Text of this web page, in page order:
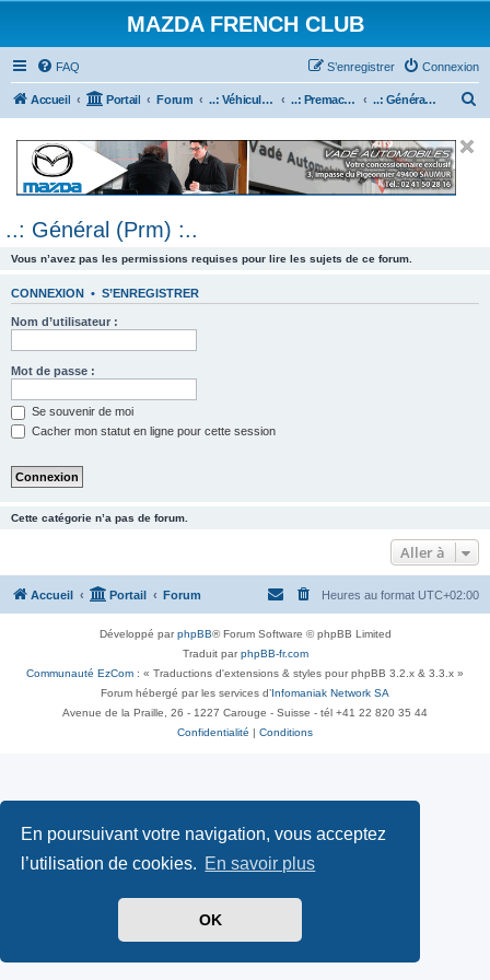
En poursuivant votre navigation, vous acceptez
l’utilisation de cookies. En savoir plus
OK
MAZDA FRENCH CLUB
FAQ Connexion
S’enregistrer
Accueil Portail Forum ..: Véhicules Mazda ancien (<2003) :.. ..: Premacy :.. ..: Général (Prm) :..
e
..: Général (Prm) :..
Vous n’avez pas les permissions requises pour lire les sujets de ce forum.
CONNEXION • S’ENREGISTRER
Nom d’utilisateur :
Mot de passe :
Se souvenir de moi
Cacher mon statut en ligne pour cette session
Cette catégorie n’a pas de forum.
Aller à
Accueil Portail Forum Heures au format UTC+02:00
Développé parphpBB® Forum Software © phpBB Limited
Traduit parphpBB-fr.com
Communauté EzCom : « Traductions d'extensions & styles pour phpBB 3.2.x & 3.3.x »
Forum hébergé par les services d’ Infomaniak Network SA
Avenue de la Praille, 26 - 1227 Carouge - Suisse - tél +41 22 820 35 44
Confidentialité
Conditions